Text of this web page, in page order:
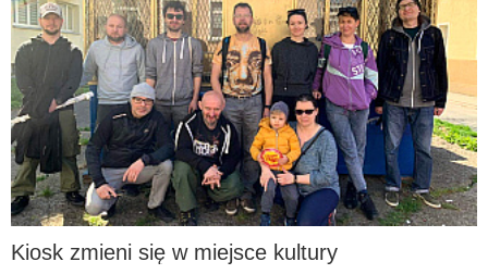
Kiosk zmieni się w miejsce kultury